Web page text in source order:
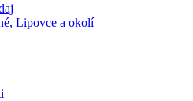
Lipovce a okolí